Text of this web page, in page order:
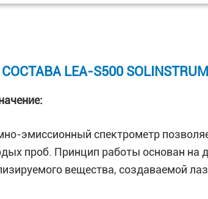
LEA-S500
эмиссионный спектрометр
проб. Принцип работы основан на
вещества, создаваемой